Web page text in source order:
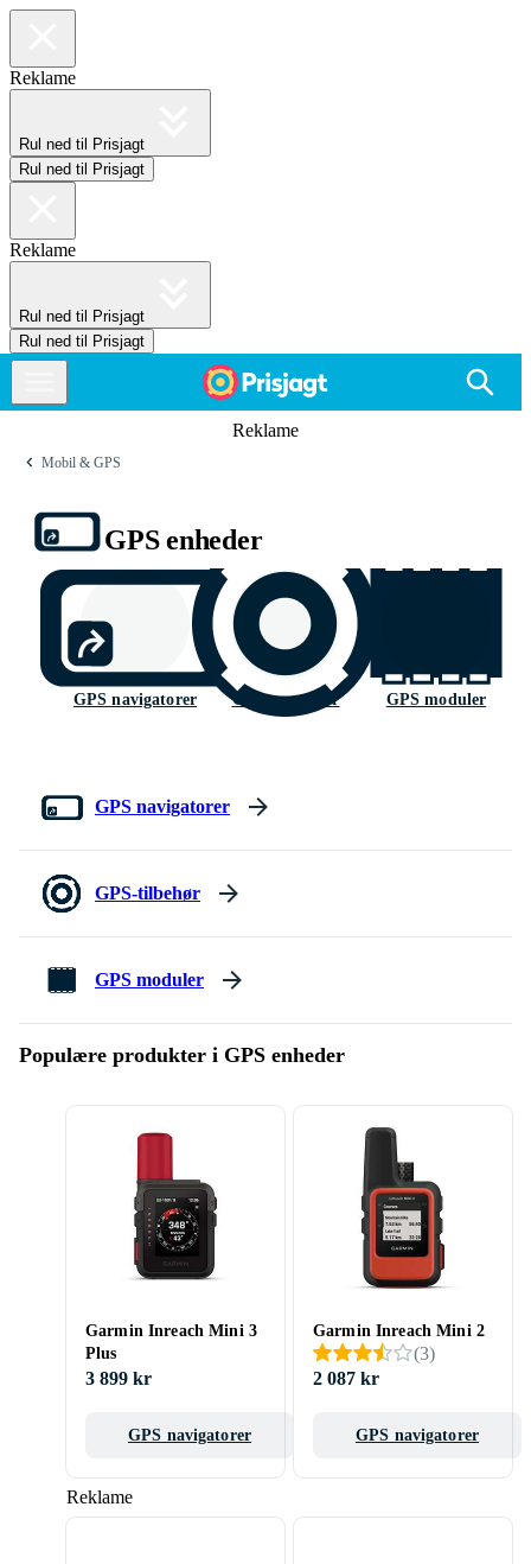
Reklame
Rul ned til Prisjagt
Rul ned til Prisjagt
Reklame
Rul ned til Prisjagt
Rul ned til Prisjagt
Reklame
Mobil & GPS
GPS enheder
GPS navigatorer GPS - tilbehør GPS moduler
GPS navigatorer
GPS-tilbehør
GPS moduler
Populære produkter i GPS enheder
Reklame
Garmin Inreach Mini 3
Plus
3 899 kr
GPS navigatorer
Garmin Inreach Mini 2
(3)
2 087 kr
GPS navigatorer